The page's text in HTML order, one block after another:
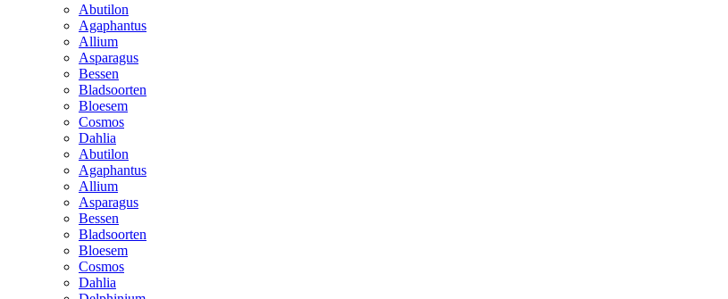
Abutilon
Agaphantus
Allium
Asparagus
Bessen
Bladsoorten
Bloesem
Cosmos
Dahlia
Abutilon
Agaphantus
Allium
Asparagus
Bessen
Bladsoorten
Bloesem
Cosmos
Dahlia